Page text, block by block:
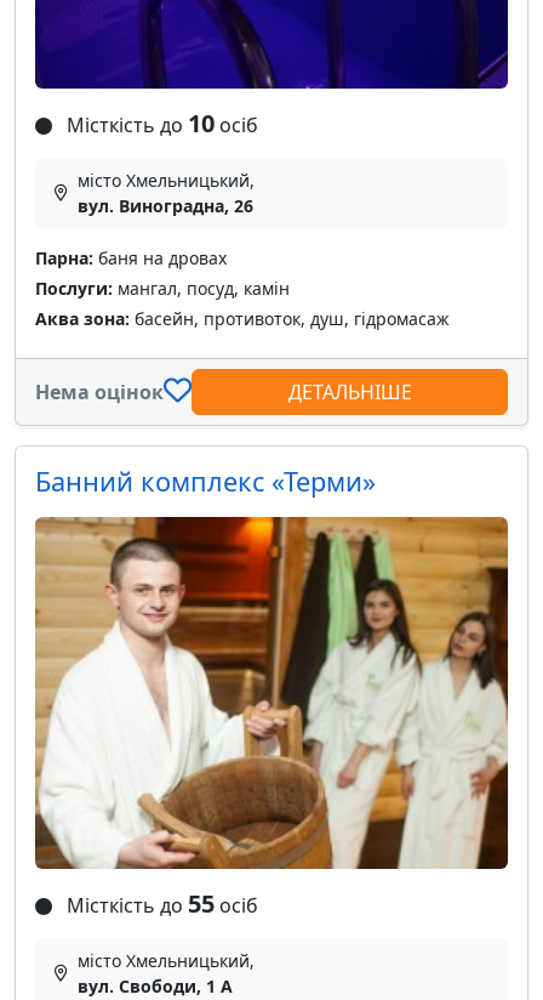
Місткість до 10 осіб
місто Хмельницький,
вул. Виноградна, 26
Парна: баня на дровах
Послуги: мангал, посуд, камін
Аква зона: басейн, противоток, душ, гідромасаж
Нема оцінок ДЕТАЛЬНІШЕ
Банний комплекс «Терми»
Місткість до 55 осіб
місто Хмельницький,
вул. Свободи, 1 А